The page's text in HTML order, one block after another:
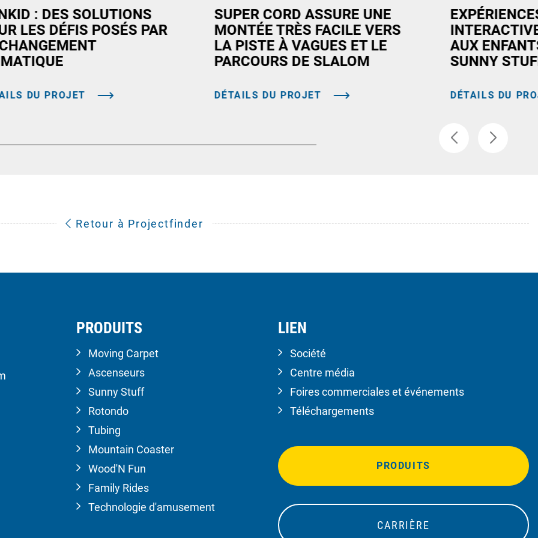
: DES SOLUTIONS
LES DÉFIS POSÉS PAR
DU PROJET
SUPER CORD ASSURE UNE
MONTÉE TRÈS FACILE VERS
LA PISTE À VAGUES ET LE
PARCOURS DE SLALOM
DÉTAILS DU PROJET
AUX
SUNNY
DÉTAILS DU
Retour à Projectfinder
PRODUITS
Moving Carpet
Ascenseurs
Sunny Stuff
Rotondo
Tubing
Mountain Coaster
Wood'N Fun
Family Rides
Technologie d'amusement
LIEN
Société
Centre média
Foires commerciales et événements
Téléchargements
PRODUITS
CARRIÈRE